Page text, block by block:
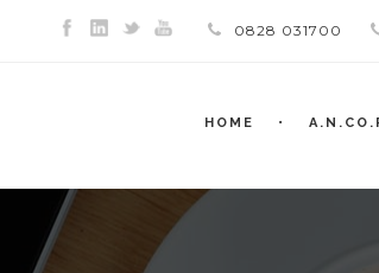
0828 031700
HOME